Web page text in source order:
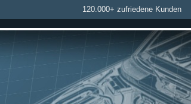
120.000+ zufriedene Kunden